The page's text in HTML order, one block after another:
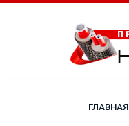
ГЛАВНАЯ